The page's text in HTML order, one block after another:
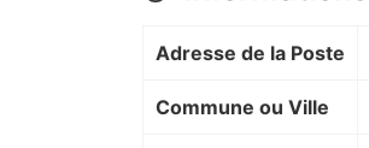
Adresse de la Poste
Commune ou Ville